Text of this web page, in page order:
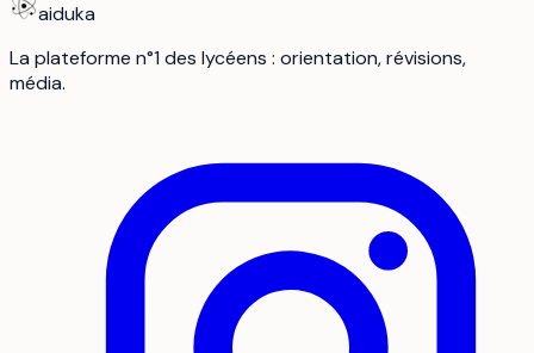
aiduka
La plateforme n°1 des lycéens : orientation, révisions,
média.